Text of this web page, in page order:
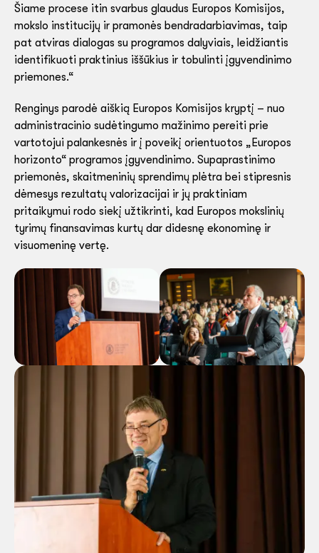
Šiame procese itin svarbus glaudus Europos Komisijos,
mokslo institucijų ir pramonės bendradarbiavimas, taip
pat atviras dialogas su programos dalyviais, leidžiantis
identifikuoti praktinius iššūkius ir tobulinti įgyvendinimo
priemones.“
Renginys parodė aiškią Europos Komisijos kryptį – nuo
administracinio sudėtingumo mažinimo pereiti prie
vartotojui palankesnės ir į poveikį orientuotos „Europos
horizonto“ programos įgyvendinimo. Supaprastinimo
priemonės, skaitmeninių sprendimų plėtra bei stipresnis
dėmesys rezultatų valorizacijai ir jų praktiniam
pritaikymui rodo siekį užtikrinti, kad Europos mokslinių
tyrimų finansavimas kurtų dar didesnę ekonominę ir
visuomeninę vertę.